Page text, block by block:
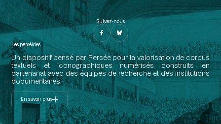
Suivez-nous
Les perséides
Un dispositif pensé par Persée pour la valorisation de corpus
textuels et iconographiques numérisés construits en
partenariat avec des équipes de recherche et des institutions
documentaires.
En savoir plus